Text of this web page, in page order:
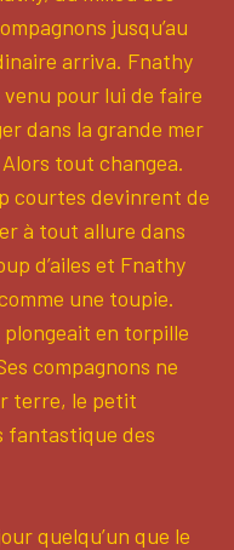
jusqu’au
arriva. Fnathy
pour lui de faire
dans la grande mer
tout changea.
courtes devinrent de
à tout allure dans
d’ailes et Fnathy
une toupie.
plongeait en torpille
compagnons ne
terre, le petit
fantastique des
quelqu’un que le